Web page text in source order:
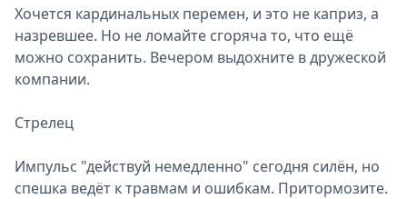
Хочется кардинальных перемен, и это не каприз, а
назревшее. Но не ломайте сгоряча то, что ещё
можно сохранить. Вечером выдохните в дружеской
компании.
Стрелец
Импульс "действуй немедленно" сегодня силён, но
спешка ведёт к травмам и ошибкам. Притормозите.